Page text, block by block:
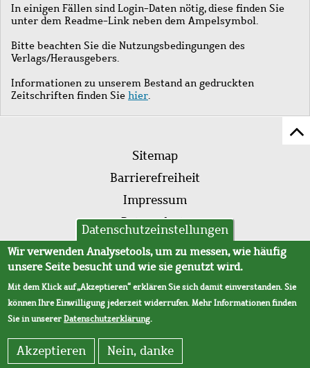
In einigen Fällen sind Login-Daten nötig, diese finden Sie
unter dem Readme-Link neben dem Ampelsymbol.
Bitte beachten Sie die Nutzungsbedingungen des
Verlags/Herausgebers.
Informationen zu unserem Bestand an gedruckten
Zeitschriften finden Sie hier.
Fußleistenmenü
Sitemap
Barrierefreiheit
Impressum
Datenschutz
AVB
Datenschutzeinstellungen
Wir verwenden Analysetools, um zu messen, wie häufig
unsere Seite besucht und wie sie genutzt wird.
Mit dem Klick auf „Akzeptieren“ erklären Sie sich damit einverstanden. Sie
können Ihre Einwilligung jederzeit widerrufen. Mehr Informationen finden
Sie in unsererDatenschutzerklärung.
Akzeptieren Nein, danke